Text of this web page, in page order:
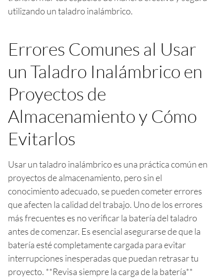
utilizando un taladro inalámbrico.
Errores Comunes al Usar
un Taladro Inalámbrico en
Proyectos de
Almacenamiento y Cómo
Evitarlos
Usar un taladro inalámbrico es una práctica común en
proyectos de almacenamiento, pero sin el
conocimiento adecuado, se pueden cometer errores
que afecten la calidad del trabajo. Uno de los errores
más frecuentes es no verificar la batería del taladro
antes de comenzar. Es esencial asegurarse de que la
batería esté completamente cargada para evitar
interrupciones inesperadas que puedan retrasar tu
proyecto. **Revisa siempre la carga de la batería**